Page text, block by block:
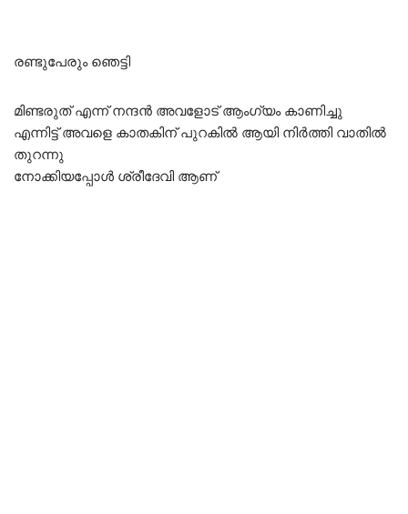
രണ്ടുപേരും ഞെട്ടി
മിണ്ടരുത് എന്ന് നന്ദൻ അവളോട് ആംഗ്യം കാണിച്ചു
എന്നിട്ട് അവളെ കാതകിന് പുറകിൽ ആയി നിർത്തി വാതിൽ
തുറന്നു
നോക്കിയപ്പോൾ ശ്രീദേവി ആണ്